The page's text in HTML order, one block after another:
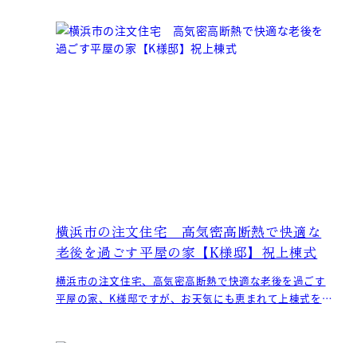
横浜市の注文住宅 高気密高断熱で快適な
老後を過ごす平屋の家【K様邸】祝上棟式
横浜市の注文住宅、高気密高断熱で快適な老後を過ごす
平屋の家、K様邸ですが、お天気にも恵まれて上棟式を実